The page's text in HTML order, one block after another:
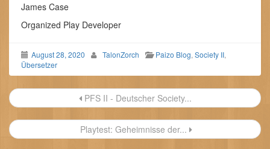
James Case
Organized Play Developer
August 28, 2020 TalonZorch Paizo Blog, Society II,
Übersetzer
Beitragsnavigation
PFS II - Deutscher Society...
Playtest: Geheimnisse der...